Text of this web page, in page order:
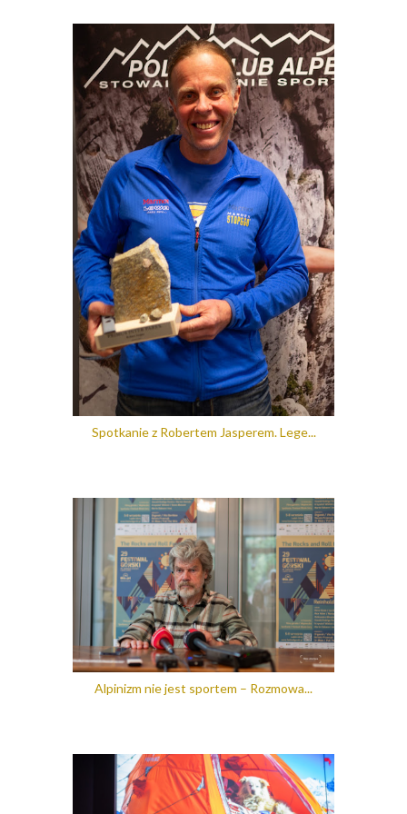
Spotkanie z Robertem Jasperem. Lege...
Alpinizm nie jest sportem – Rozmowa...